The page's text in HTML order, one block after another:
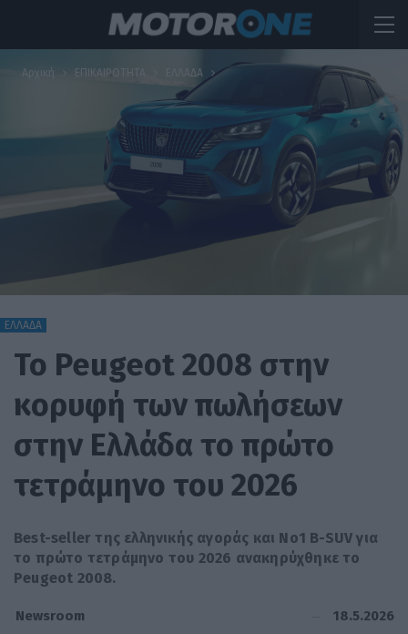
Αρχική ΕΠΙΚΑΙΡΟΤΗΤΑ ΕΛΛΑΔΑ
ΕΛΛΑΔΑ
To Peugeot 2008 στην
κορυφή των πωλήσεων
στην Ελλάδα το πρώτο
τετράμηνο του 2026
Best-seller της ελληνικής αγοράς και Νο1 B-SUV για
το πρώτο τετράμηνο του 2026 ανακηρύχθηκε το
Peugeot 2008.
Newsroom 18.5.2026